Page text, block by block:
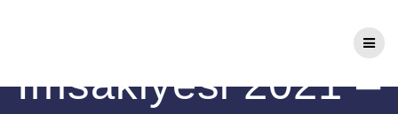
Imsakiyesi 2021 –